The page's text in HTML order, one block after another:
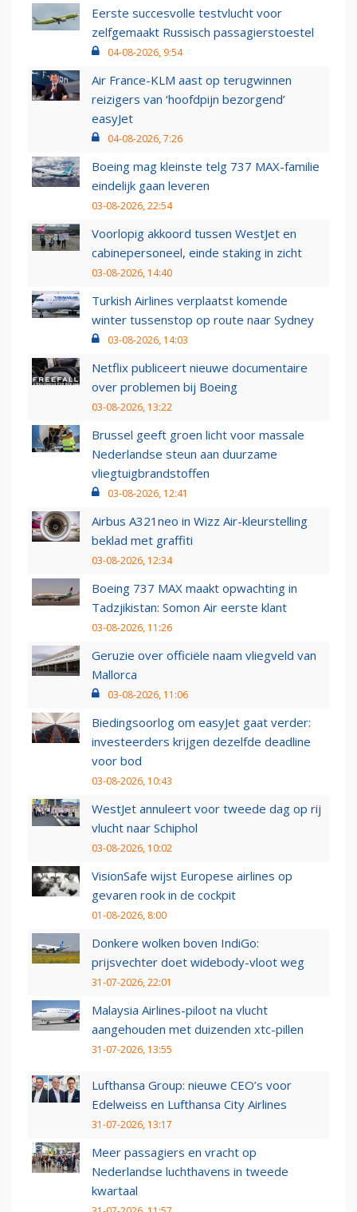
Eerste succesvolle testvlucht voor
zelfgemaakt Russisch passagierstoestel
04-08-2026, 9:54
Air France-KLM aast op terugwinnen
reizigers van ‘hoofdpijn bezorgend’
easyJet
04-08-2026, 7:26
Boeing mag kleinste telg 737 MAX-familie
eindelijk gaan leveren
03-08-2026, 22:54
Voorlopig akkoord tussen WestJet en
cabinepersoneel, einde staking in zicht
03-08-2026, 14:40
Turkish Airlines verplaatst komende
winter tussenstop op route naar Sydney
03-08-2026, 14:03
Netflix publiceert nieuwe documentaire
over problemen bij Boeing
03-08-2026, 13:22
Brussel geeft groen licht voor massale
Nederlandse steun aan duurzame
vliegtuigbrandstoffen
03-08-2026, 12:41
Airbus A321neo in Wizz Air-kleurstelling
beklad met graffiti
03-08-2026, 12:34
Boeing 737 MAX maakt opwachting in
Tadzjikistan: Somon Air eerste klant
03-08-2026, 11:26
Geruzie over officiële naam vliegveld van
Mallorca
03-08-2026, 11:06
Biedingsoorlog om easyJet gaat verder:
investeerders krijgen dezelfde deadline
voor bod
03-08-2026, 10:43
WestJet annuleert voor tweede dag op rij
vlucht naar Schiphol
03-08-2026, 10:02
VisionSafe wijst Europese airlines op
gevaren rook in de cockpit
01-08-2026, 8:00
Donkere wolken boven IndiGo:
prijsvechter doet widebody-vloot weg
31-07-2026, 22:01
Malaysia Airlines-piloot na vlucht
aangehouden met duizenden xtc-pillen
31-07-2026, 13:55
Lufthansa Group: nieuwe CEO’s voor
Edelweiss en Lufthansa City Airlines
31-07-2026, 13:17
Meer passagiers en vracht op
Nederlandse luchthavens in tweede
kwartaal